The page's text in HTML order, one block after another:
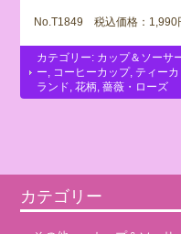
No.T1849 税込価格：1,990
カテゴリー: カップ＆ソーサ
ー
コーヒーカップ, ティー
ランド ,花柄 ,薔薇・ローズ
カテゴリー